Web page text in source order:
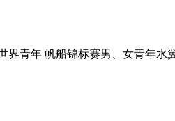
界青年 帆船锦标赛男、女青年水